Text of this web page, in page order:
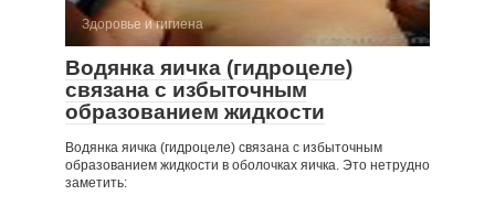
Здоровье и гигиена
Водянка яичка (гидроцеле)
связана с избыточ­ным
образованием жидкости
Водянка яичка (гидроцеле) связана с избыточ­ным
образованием жидкости в оболочках яичка. Это нетрудно
заметить: